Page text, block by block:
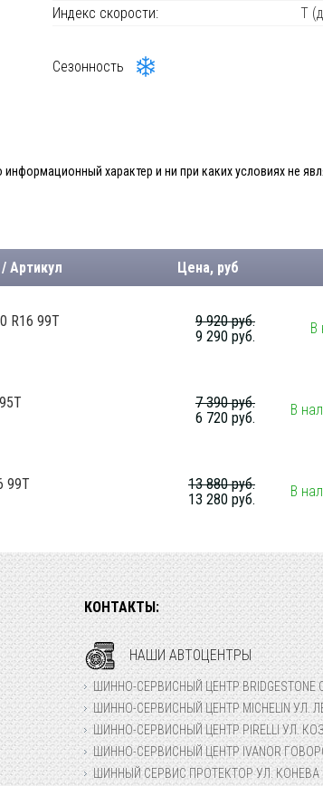
Индекс скорости:
T
Сезонность
характер и ни при каких условиях не
Артикул Цена, руб
R16 99T
9 920 руб.
9 290 руб.
В
7 390 руб.
6 720 руб.
В
99T
13 880 руб.
13 280 руб.
В
КОНТАКТЫ:
НАШИ АВТОЦЕНТРЫ
ШИННО-СЕРВИСНЫЙ ЦЕНТР BRIDGESTONE
ШИННО-СЕРВИСНЫЙ ЦЕНТР MICHELIN УЛ.
ШИННО-СЕРВИСНЫЙ ЦЕНТР PIRELLI УЛ.
ШИННО-СЕРВИСНЫЙ ЦЕНТР IVANOR
ШИННЫЙ СЕРВИС ПРОТЕКТОР УЛ. КОНЕВА